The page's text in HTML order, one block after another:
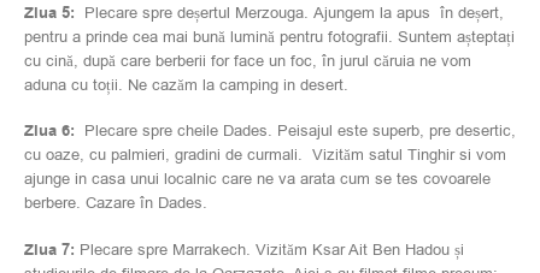
Ziua 5: Plecare spre deșertul Merzouga. Ajungem la apus în deșert,
pentru a prinde cea mai bună lumină pentru fotografii. Suntem așteptați
cu cină, după care berberii for face un foc, în jurul căruia ne vom
aduna cu toții. Ne cazăm la camping in desert.
Ziua 6: Plecare spre cheile Dades. Peisajul este superb, pre desertic,
cu oaze, cu palmieri, gradini de curmali. Vizităm satul Tinghir si vom
ajunge in casa unui localnic care ne va arata cum se tes covoarele
berbere. Cazare în Dades.
Ziua 7: Plecare spre Marrakech. Vizităm Ksar Ait Ben Hadou și